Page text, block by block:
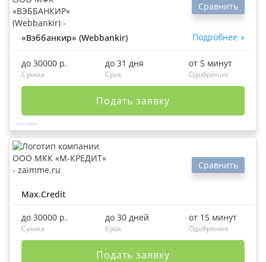
«Вэббанкир» (Webbankir) Подробнее
Сравнить
до 30000 р.
Сумма
до 31 дня
Срок
от 5 минут
Одобрение
Подать заявку
Max.Credit
Сравнить
до 30000 р.
Сумма
до 30 дней
Срок
от 15 минут
Одобрение
Подать заявку